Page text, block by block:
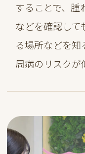
することで、
などを確認して
る場所などを
周病のリスクが